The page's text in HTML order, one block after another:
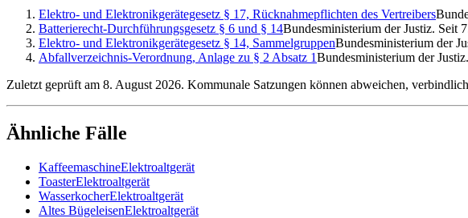
Elektro- und Elektronikgerätegesetz § 17, Rücknahmepflichten des Vertreibers
Batterierecht-Durchführungsgesetz § 6 und § 14Bundesministerium der Justiz. Seit
Elektro- und Elektronikgerätegesetz § 14, SammelgruppenBundesministerium der
Abfallverzeichnis-Verordnung, Anlage zu § 2 Absatz 1Bundesministerium der
Zuletzt geprüft am 8. August 2026. Kommunale Satzungen können abweichen,
Ähnliche Fälle
KaffeemaschineElektroaltgerät
ToasterElektroaltgerät
WasserkocherElektroaltgerät
Altes BügeleisenElektroaltgerät